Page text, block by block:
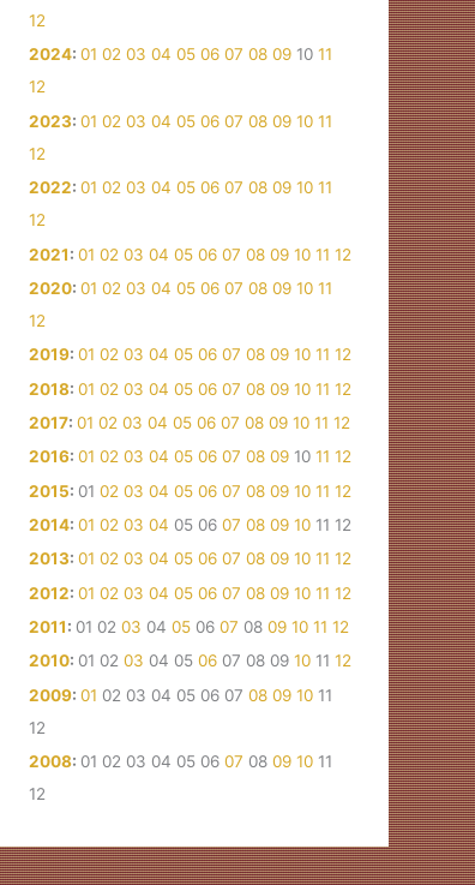
12
2024: 01 02 03 04 05 06 07 08 09 10 11
12
2023: 01 02 03 04 05 06 07 08 09 10 11
12
2022: 01 02 03 04 05 06 07 08 09 10 11
12
2021: 01 02 03 04 05 06 07 08 09 10 11 12
2020: 01 02 03 04 05 06 07 08 09 10 11
12
2019: 01 02 03 04 05 06 07 08 09 10 11 12
2018: 01 02 03 04 05 06 07 08 09 10 11 12
2017: 01 02 03 04 05 06 07 08 09 10 11 12
2016: 01 02 03 04 05 06 07 08 09 10 11 12
2015: 01 02 03 04 05 06 07 08 09 10 11 12
2014: 01 02 03 04 05 06 07 08 09 10 11 12
2013: 01 02 03 04 05 06 07 08 09 10 11 12
2012: 01 02 03 04 05 06 07 08 09 10 11 12
2011: 01 02 03 04 05 06 07 08 09 10 11 12
2010: 01 02 03 04 05 06 07 08 09 10 11 12
2009: 01 02 03 04 05 06 07 08 09 10 11
12
2008: 01 02 03 04 05 06 07 08 09 10 11
12